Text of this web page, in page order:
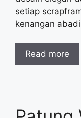
setiap
kenangan
Read more